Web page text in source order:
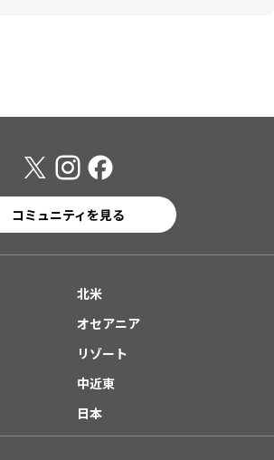
コミュニティを見る
北米
オセアニア
リゾート
中近東
日本